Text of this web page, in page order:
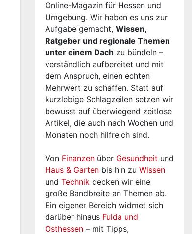
Online-Magazin für Hessen und
Umgebung. Wir haben es uns zur
Aufgabe gemacht, Wissen,
Ratgeber und regionale Themen
unter einem Dach zu bündeln –
verständlich aufbereitet und mit
dem Anspruch, einen echten
Mehrwert zu schaffen. Statt auf
kurzlebige Schlagzeilen setzen wir
bewusst auf überwiegend zeitlose
Artikel, die auch nach Wochen und
Monaten noch hilfreich sind.
Von Finanzen über Gesundheit und
Haus & Garten bis hin zu Wissen
und Technik decken wir eine
große Bandbreite an Themen ab.
Ein eigener Bereich widmet sich
darüber hinaus Fulda und
Osthessen – mit Tipps,